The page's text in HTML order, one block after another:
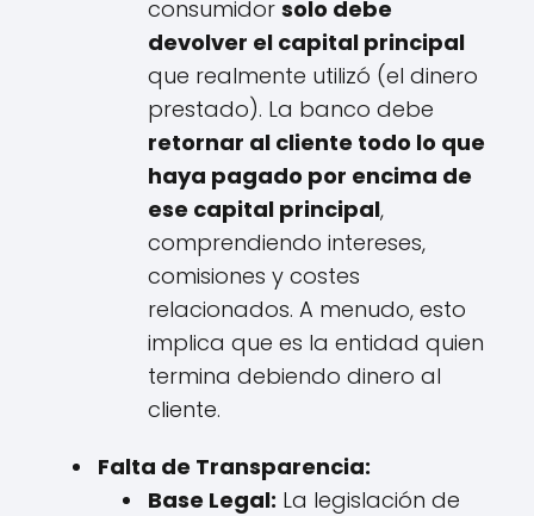
consumidor solo debe
devolver el capital principal
que realmente utilizó (el dinero
prestado). La banco debe
retornar al cliente todo lo que
haya pagado por encima de
ese capital principal,
comprendiendo intereses,
comisiones y costes
relacionados. A menudo, esto
implica que es la entidad quien
termina debiendo dinero al
cliente.
Falta de Transparencia:
Base Legal: La legislación de